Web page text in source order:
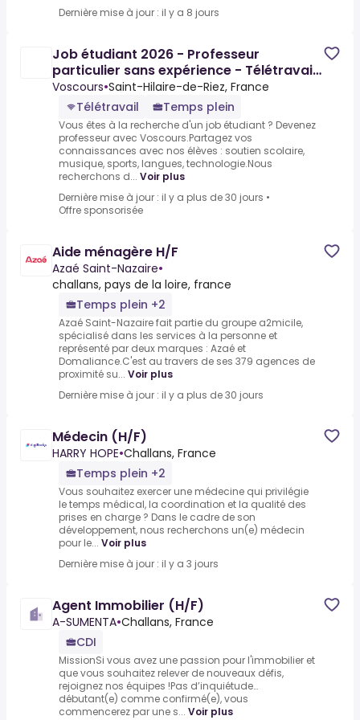
Dernière mise à jour : il y a 8 jours
Job étudiant 2026 - Professeur
particulier sans expérience - Télétravail
possible - 12 à 28€/h
Voscours•Saint-Hilaire-de-Riez, France
Télétravail
Temps plein
Vous êtes à la recherche d'un job étudiant ? Devenez
professeur avec Voscours.Partagez vos
connaissances avec nos élèves : soutien scolaire,
musique, sports, langues, technologie.Nous
recherchons d... Voir plus
Dernière mise à jour : il y a plus de 30 jours •
Offre sponsorisée
Aide ménagère H/F
Azaé Saint-Nazaire•
challans, pays de la loire, france
Temps plein +2
Azaé Saint-Nazaire fait partie du groupe a2micile,
spécialisé dans les services à la personne et
représenté par deux marques : Azaé et
Domaliance.C'est au travers de ses 379 agences de
proximité su... Voir plus
Dernière mise à jour : il y a plus de 30 jours
Médecin (H/F)
HARRY HOPE•Challans, France
Temps plein +2
Vous souhaitez exercer une médecine qui privilégie
le temps médical, la coordination et la qualité des
prises en charge ? Dans le cadre de son
développement, nous recherchons un(e) médecin
pour le... Voir plus
Dernière mise à jour : il y a 3 jours
Agent Immobilier (H/F)
A-SUMENTA•Challans, France
CDI
MissionSi vous avez une passion pour l'immobilier et
que vous souhaitez relever de nouveaux défis,
rejoignez nos équipes !Pas d’inquiétude…
débutant(e) comme confirmé(e), vous
commencerez par une s... Voir plus